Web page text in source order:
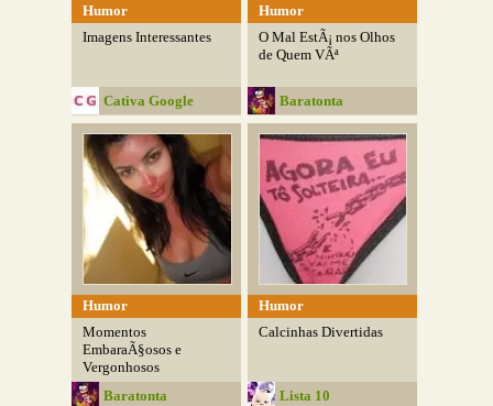
Humor
Imagens Interessantes
Cativa Google
Humor
O Mal EstÃ¡ nos Olhos
de Quem VÃª
Baratonta
Humor
Momentos
EmbaraÃ§osos e
Vergonhosos
Baratonta
Humor
Calcinhas Divertidas
Lista 10